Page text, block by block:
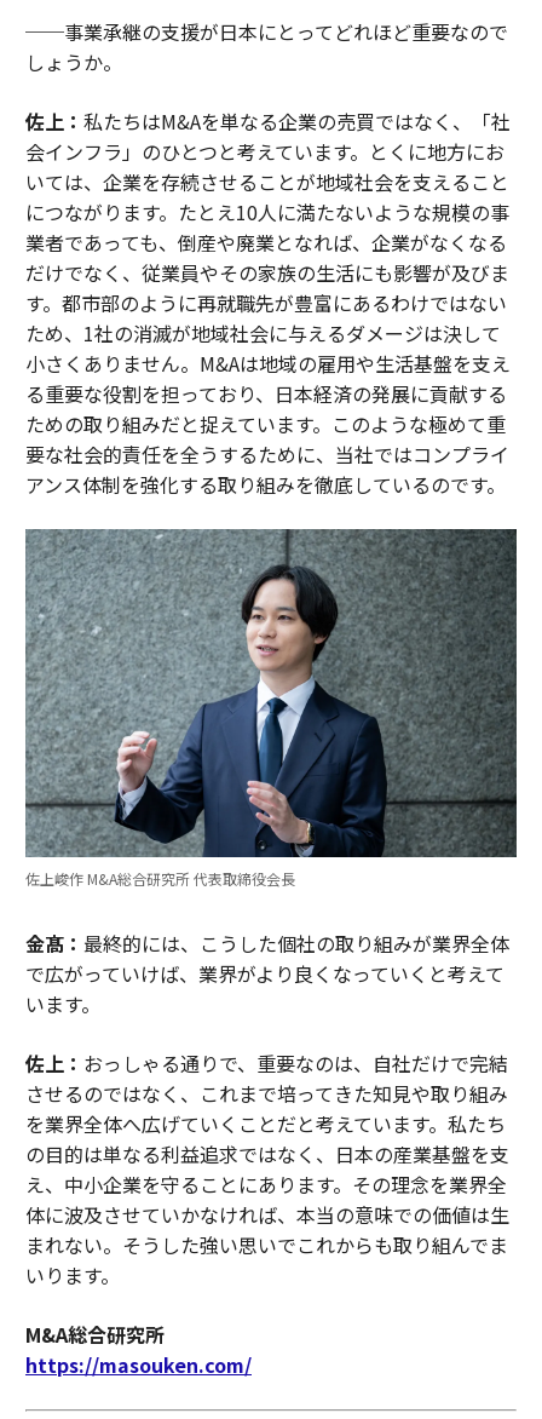
──事業承継の支援が日本にとってどれほど重要なので
しょうか。
佐上： 私たちはM&Aを単なる企業の売買ではなく、「社
会インフラ」のひとつと考えています。とくに地方にお
いては、企業を存続させることが地域社会を支えること
につながります。たとえ10人に満たないような規模の事
業者であっても、倒産や廃業となれば、企業がなくなる
だけでなく、従業員やその家族の生活にも影響が及びま
す。都市部のように再就職先が豊富にあるわけではない
ため、1社の消滅が地域社会に与えるダメージは決して
小さくありません。M&Aは地域の雇用や生活基盤を支え
る重要な役割を担っており、日本経済の発展に貢献する
ための取り組みだと捉えています。このような極めて重
要な社会的責任を全うするために、当社ではコンプライ
アンス体制を強化する取り組みを徹底しているのです。
佐上峻作 M&A総合研究所 代表取締役会長
金髙： 最終的には、こうした個社の取り組みが業界全体
で広がっていけば、業界がより良くなっていくと考えて
います。
佐上： おっしゃる通りで、重要なのは、自社だけで完結
させるのではなく、これまで培ってきた知見や取り組み
を業界全体へ広げていくことだと考えています。私たち
の目的は単なる利益追求ではなく、日本の産業基盤を支
え、中小企業を守ることにあります。その理念を業界全
体に波及させていかなければ、本当の意味での価値は生
まれない。そうした強い思いでこれからも取り組んでま
いります。
M&A総合研究所
https://masouken.com/